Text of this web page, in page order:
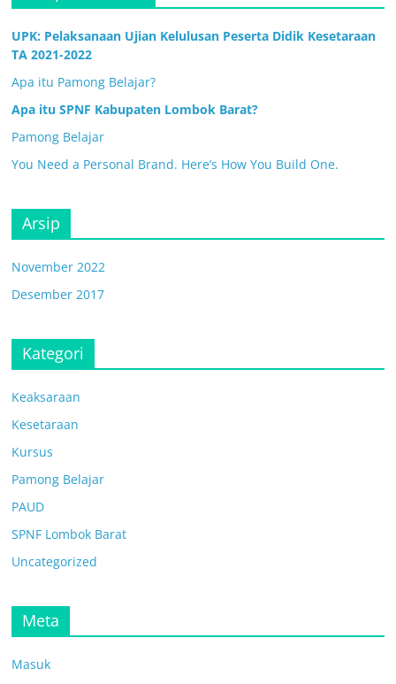
UPK: Pelaksanaan Ujian Kelulusan Peserta Didik Kesetaraan
TA 2021-2022
Apa itu Pamong Belajar?
Apa itu SPNF Kabupaten Lombok Barat?
Pamong Belajar
You Need a Personal Brand. Here’s How You Build One.
Arsip
November 2022
Desember 2017
Kategori
Keaksaraan
Kesetaraan
Kursus
Pamong Belajar
PAUD
SPNF Lombok Barat
Uncategorized
Meta
Masuk